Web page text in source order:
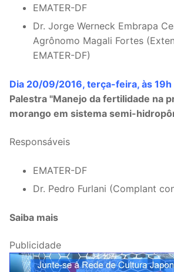
EMATER-DF
Dr. Jorge Werneck Embrapa
Agrônomo Magali Fortes
EMATER-DF)
Dia 20/09/2016, terça-feira, às 19h
Palestra "Manejo da fertilidade na
morango em sistema semi-
Responsáveis
EMATER-DF
Dr. Pedro Furlani (Complant
Saiba mais
Publicidade